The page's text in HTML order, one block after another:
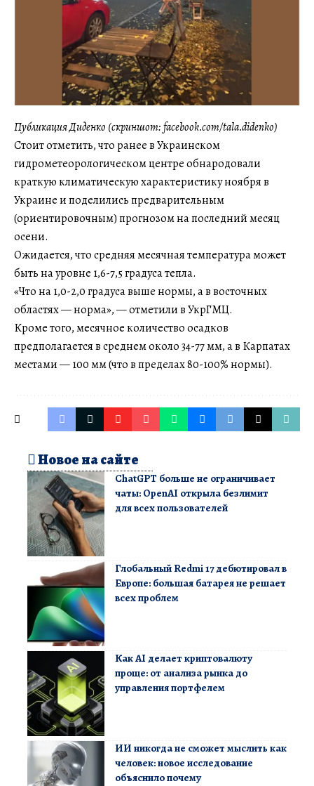
Публикация Диденко (скриншот: facebook.com/tala.didenko)
Стоит отметить, что ранее в Украинском
гидрометеорологическом центре обнародовали
краткую климатическую характеристику ноября в
Украине и поделились предварительным
(ориентировочным) прогнозом на последний месяц
осени.
Ожидается, что средняя месячная температура может
быть на уровне 1,6-7,5 градуса тепла.
«Что на 1,0-2,0 градуса выше нормы, а в восточных
областях — норма», — отметили в УкрГМЦ.
Кроме того, месячное количество осадков
предполагается в среднем около 34-77 мм, а в Карпатах
местами — 100 мм (что в пределах 80-100% нормы).
Новое на сайте
ChatGPT больше не ограничивает
чаты: OpenAI открыла безлимит
для всех пользователей
Глобальный Redmi 17 дебютировал в
Европе: большая батарея не решает
всех проблем
Как AI делает криптовалюту
проще: от анализа рынка до
управления портфелем
ИИ никогда не сможет мыслить как
человек: новое исследование
объяснило почему